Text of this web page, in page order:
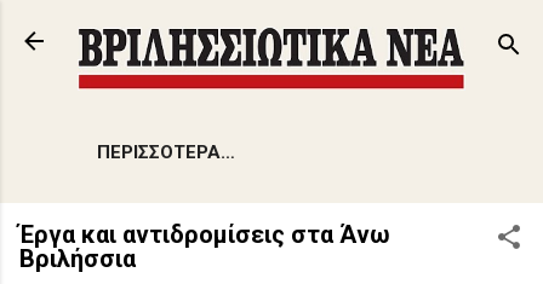
Μετάβαση στο κύριο περιεχόμενο
ΠΕΡΙΣΣΌΤΕΡΑ…
Έργα και αντιδρομίσεις στα Άνω
Βριλήσσια